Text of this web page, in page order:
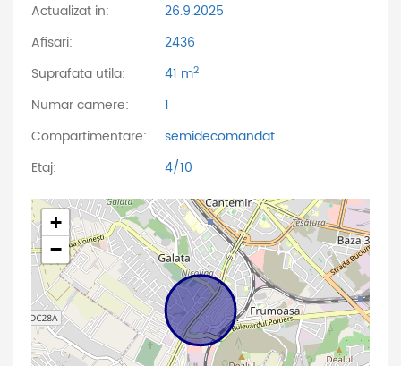
Actualizat in:
26.9.2025
Afisari:
2436
Suprafata utila:
41 m2
Numar camere:
1
Compartimentare:
semidecomandat
Etaj:
4/10
+
−